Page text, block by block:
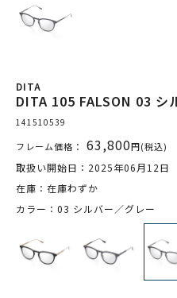
DITA
DITA 105 FALSON 03 シ
141510539
フレーム価格： 63,800円(税込)
取扱い開始日：2025年06月12日
在庫：在庫わずか
カラー：03 シルバー／グレー